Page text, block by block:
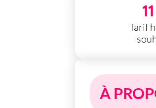
Tarif
À